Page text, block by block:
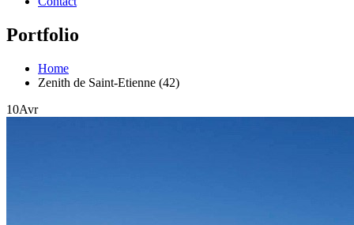
Portfolio
Home
Zenith de Saint-Etienne (42)
10Avr